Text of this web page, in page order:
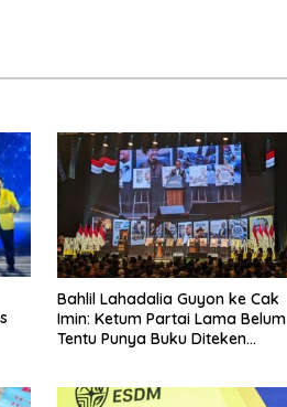
Bahlil Lahadalia Guyon ke Cak
Imin: Ketum Partai Lama Belum
Tentu Punya Buku Diteken